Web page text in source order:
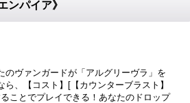
ンパイア》
のヴァンガードが「アルグリーヴラ」を
ら、【コスト】[【カウンターブラスト】
ことでプレイできる！あなたのドロップ